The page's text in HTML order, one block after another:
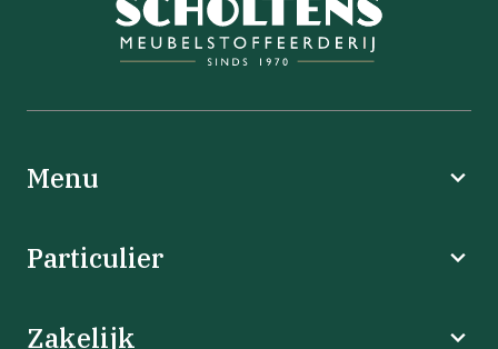
Menu
Particulier
Zakelijk